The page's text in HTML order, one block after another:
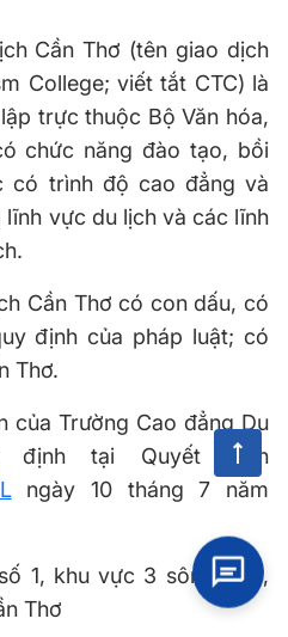
Cần Thơ (tên giao dịch
College; viết tắt CTC) là
trực thuộc Bộ Văn hóa,
chức năng đào tạo, bồi
có trình độ cao đẳng và
vực du lịch và các lĩnh
Cần Thơ có con dấu, có
định của pháp luật; có
Thơ.
của Trường Cao đẳng Du
định tại Quyết định
ngày 10 tháng 7 năm
1, khu vực 3 sông Hậu,
Thơ